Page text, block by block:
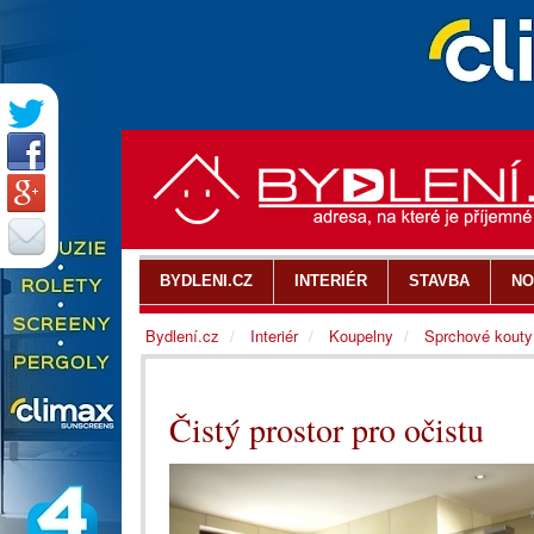
Čistý prostor pro očistu
BYDLENI.CZ INTERIÉR STAVBA
Bydlení.cz Interiér Koupelny Sprchové kouty